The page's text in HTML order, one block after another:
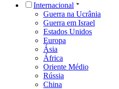
Internacional
Guerra na Ucrânia
Guerra em Israel
Estados Unidos
Europa
Ásia
África
Oriente Médio
Rússia
China